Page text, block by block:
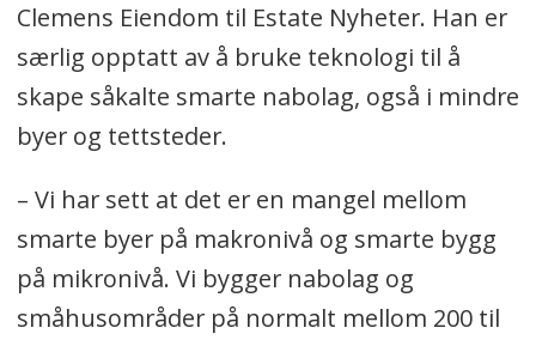
Clemens Eiendom til Estate Nyheter. Han er
særlig opptatt av å bruke teknologi til å
skape såkalte smarte nabolag, også i mindre
byer og tettsteder.
– Vi har sett at det er en mangel mellom
smarte byer på makronivå og smarte bygg
på mikronivå. Vi bygger nabolag og
småhusområder på normalt mellom 200 til